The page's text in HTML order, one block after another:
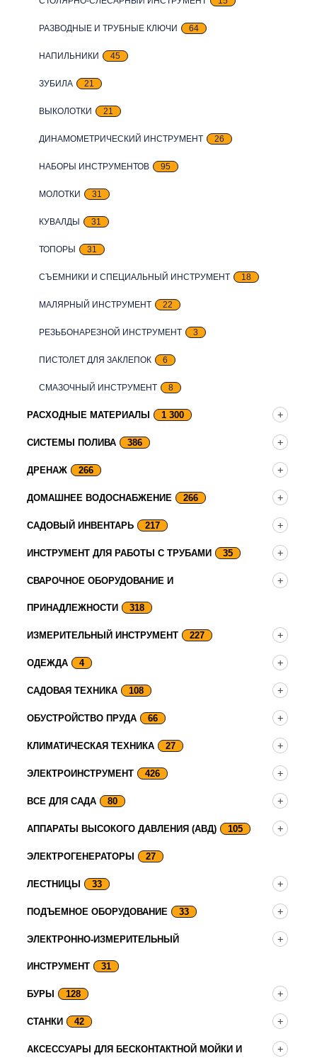
РАЗВОДНЫЕ И ТРУБНЫЕ КЛЮЧИ 64
НАПИЛЬНИКИ 45
ЗУБИЛА 21
ВЫКОЛОТКИ 21
ДИНАМОМЕТРИЧЕСКИЙ ИНСТРУМЕНТ 26
НАБОРЫ ИНСТРУМЕНТОВ 95
МОЛОТКИ 31
КУВАЛДЫ 31
ТОПОРЫ 31
СЪЕМНИКИ И СПЕЦИАЛЬНЫЙ ИНСТРУМЕНТ 18
МАЛЯРНЫЙ ИНСТРУМЕНТ 22
РЕЗЬБОНАРЕЗНОЙ ИНСТРУМЕНТ 3
ПИСТОЛЕТ ДЛЯ ЗАКЛЕПОК 6
СМАЗОЧНЫЙ ИНСТРУМЕНТ 8
РАСХОДНЫЕ МАТЕРИАЛЫ 1 300
СИСТЕМЫ ПОЛИВА 386
ДРЕНАЖ 266
ДОМАШНЕЕ ВОДОСНАБЖЕНИЕ 266
САДОВЫЙ ИНВЕНТАРЬ 217
ИНСТРУМЕНТ ДЛЯ РАБОТЫ С ТРУБАМИ 35
СВАРОЧНОЕ ОБОРУДОВАНИЕ И
ПРИНАДЛЕЖНОСТИ 318
ИЗМЕРИТЕЛЬНЫЙ ИНСТРУМЕНТ 227
ОДЕЖДА 4
САДОВАЯ ТЕХНИКА 108
ОБУСТРОЙСТВО ПРУДА 66
КЛИМАТИЧЕСКАЯ ТЕХНИКА 27
ЭЛЕКТРОИНСТРУМЕНТ 426
ВСЕ ДЛЯ САДА 80
АППАРАТЫ ВЫСОКОГО ДАВЛЕНИЯ (АВД) 105
ЭЛЕКТРОГЕНЕРАТОРЫ 27
ЛЕСТНИЦЫ 33
ПОДЪЕМНОЕ ОБОРУДОВАНИЕ 33
ЭЛЕКТРОННО-ИЗМЕРИТЕЛЬНЫЙ
ИНСТРУМЕНТ 31
БУРЫ 128
СТАНКИ 42
АКСЕССУАРЫ ДЛЯ БЕСКОНТАКТНОЙ МОЙКИ И